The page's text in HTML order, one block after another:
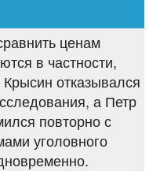
ценам
в частности,
отказывался
а Петр
повторно с
уголовного